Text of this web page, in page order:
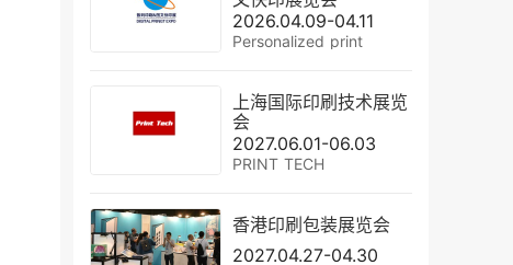
2026.04.09-04.11
Personalized print
上海国际印刷技术展览
会
2027.06.01-06.03
PRINT TECH
香港印刷包装展览会
2027.04.27-04.30